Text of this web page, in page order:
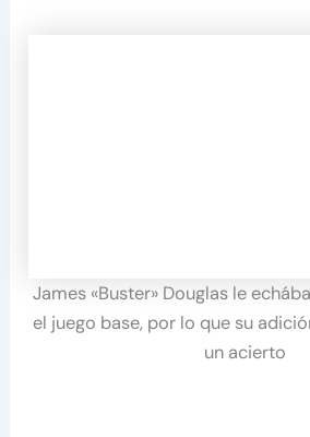
James «Buster» Douglas le
el juego base, por lo que su
un acierto